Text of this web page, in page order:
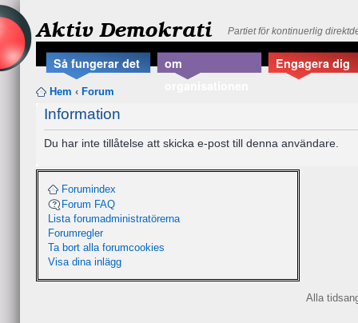
Aktiv Demokrati Partiet för kontinuerlig
Så fungerar det
om
Engagera dig
Hem ‹ Forum
Information
Du har inte tillåtelse att skicka e-post till denna användare.
Forumindex
Forum FAQ
Lista forumadministratörerna
Forumregler
Ta bort alla forumcookies
Visa dina inlägg
Alla